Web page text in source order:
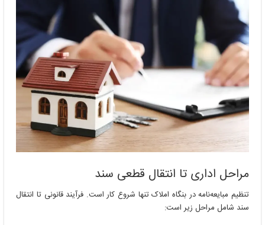
مراحل اداری تا انتقال قطعی سند
تنظیم مبایعه‌نامه در بنگاه املاک تنها شروع کار است. فرآیند قانونی تا انتقال
سند شامل مراحل زیر است: